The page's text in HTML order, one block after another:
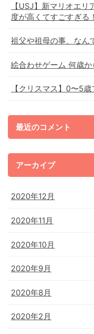
【USJ】新マリオエ
度が高くてすごすぎる！
祖父や祖母の事、なん
絵合わせゲーム 何歳か
【クリスマス】0〜5
最近のコメント
アーカイブ
2020年12月
2020年11月
2020年10月
2020年9月
2020年8月
2020年2月